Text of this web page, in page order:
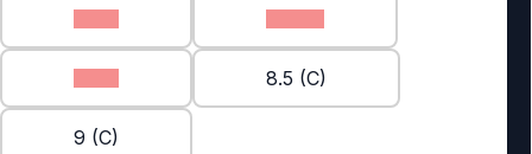
8.5 (C)
9 (C)